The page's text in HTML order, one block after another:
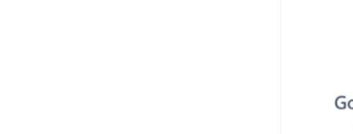
加入